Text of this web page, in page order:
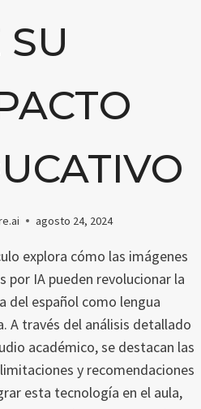
SU
agosto 24, 2024
explora cómo las imágenes
por IA pueden revolucionar la
del español como lengua
A través del análisis detallado
académico, se destacan las
y recomendaciones
esta tecnología en el aula,